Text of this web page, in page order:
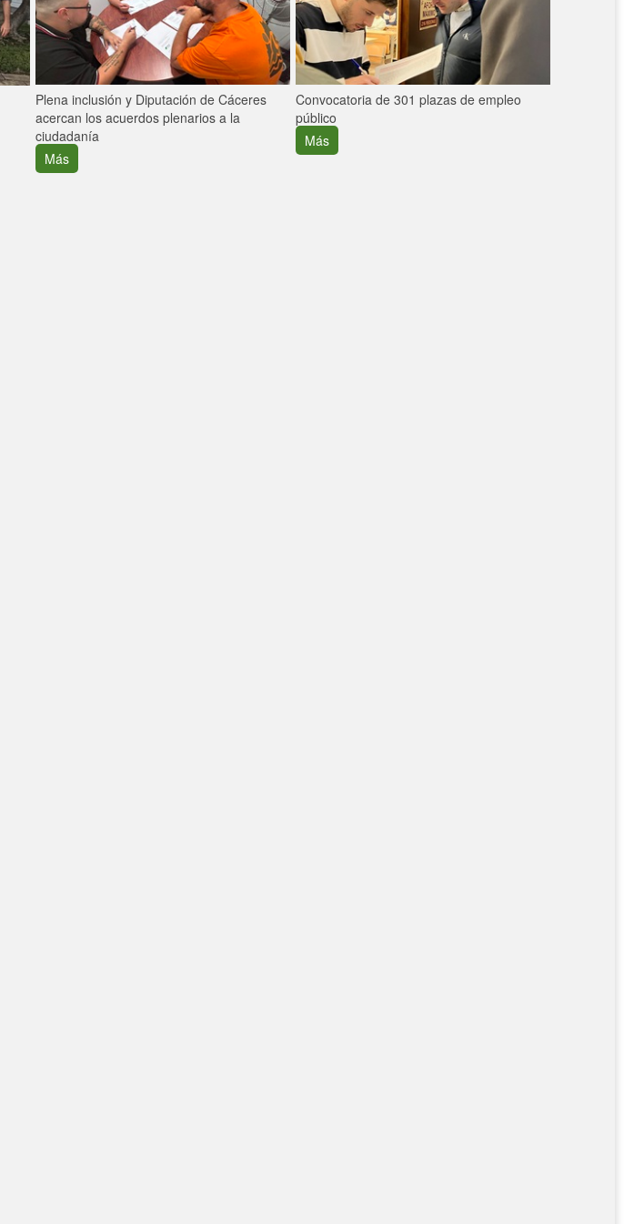
Plena inclusión y Diputación de Cáceres
acercan los acuerdos plenarios a la
ciudadanía
Más
Convocatoria de 301 plazas de empleo
público
Más